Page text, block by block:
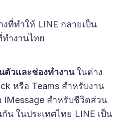
ที่ทำให้ LINE กลายเป็น
ำงานไทย
ตัวและช่องทำงานในต่าง
หรือ Teams สำหรับงาน
iMessage สำหรับชีวิตส่วน
น ในประเทศไทย LINE เป็น